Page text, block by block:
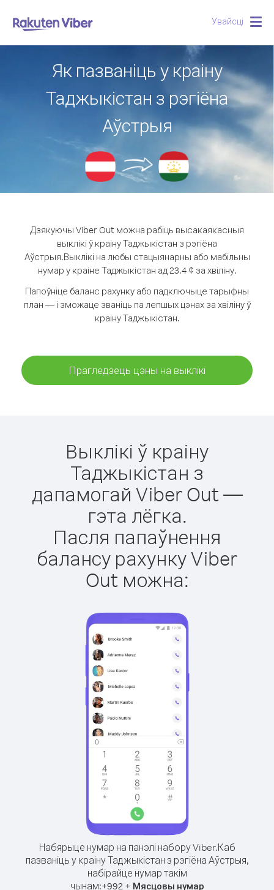
Увайсці
Як пазваніць у краіну
Таджыкістан з рэгіёна
Аўстрыя
Дзякуючы Viber Out можна рабіць высакаякасныя
выклікі ў краіну Таджыкістан з рэгіёна
Аўстрыя.Выклікі на любы стацыянарны або мабільны
нумар у краіне Таджыкістан ад 23.4 ¢ за хвіліну.
Папоўніце баланс рахунку або падключыце тарыфны
план — і зможаце званіць па лепшых цэнах за хвіліну ў
краіну Таджыкістан.
Прагледзець цэны на выклікі
Выклікі ў краіну
Таджыкістан з
дапамогай Viber Out —
гэта лёгка.
Пасля папаўнення
балансу рахунку Viber
Out можна:
Набярыце нумар на панэлі набору Viber.Каб
пазваніць у краіну Таджыкістан з рэгіёна Аўстрыя,
набірайце нумар такім
чынам:+992+ Мясцовы нумар